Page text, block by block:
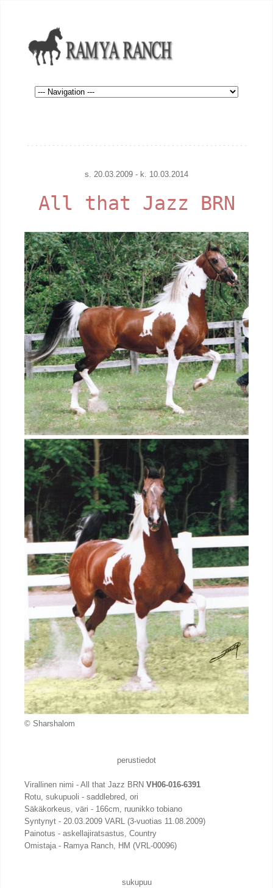
s. 20.03.2009 - k. 10.03.2014
All that Jazz BRN
© Sharshalom
perustiedot
Virallinen nimi - All that Jazz BRN VH06-016-6391
Rotu, sukupuoli - saddlebred, ori
Säkäkorkeus, väri - 166cm, ruunikko tobiano
Syntynyt - 20.03.2009 VARL (3-vuotias 11.08.2009)
Painotus - askellajiratsastus, Country
Omistaja - Ramya Ranch, HM (VRL-00096)
sukupuu